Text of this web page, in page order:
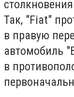
Так, "Fiat"
в правую
автомобиль
в